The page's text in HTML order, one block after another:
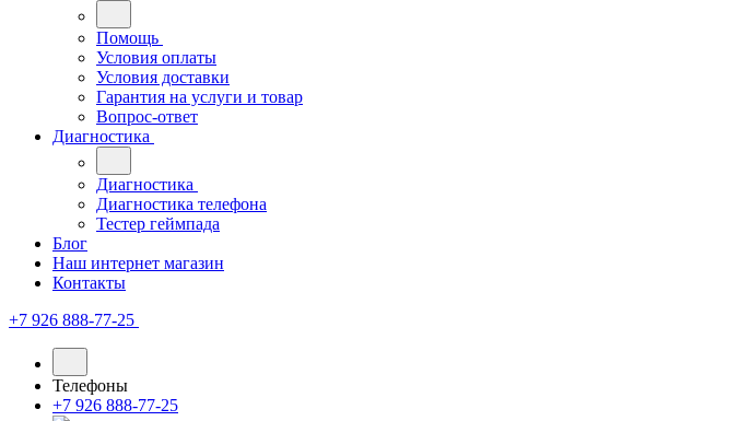
Помощь
Условия оплаты
Условия доставки
Гарантия на услуги и товар
Вопрос-ответ
Диагностика
Диагностика
Диагностика телефона
Тестер геймпада
Блог
Наш интернет магазин
Контакты
+7 926 888-77-25
Телефоны
+7 926 888-77-25